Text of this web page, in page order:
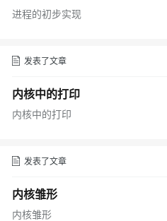
进程的初步实现
发表了文章
内核中的打印
内核中的打印
发表了文章
内核雏形
内核雏形